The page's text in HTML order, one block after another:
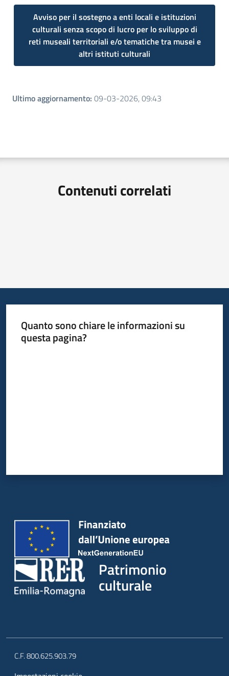
Avviso per il sostegno a enti locali e istituzioni
culturali senza scopo di lucro per lo sviluppo di
reti museali territoriali e/o tematiche tra musei e
altri istituti culturali
Ultimo aggiornamento: 09-03-2026, 09:43
Contenuti correlati
Quanto sono chiare le informazioni su
questa pagina?
Patrimonio
culturale
C.F. 800.625.903.79